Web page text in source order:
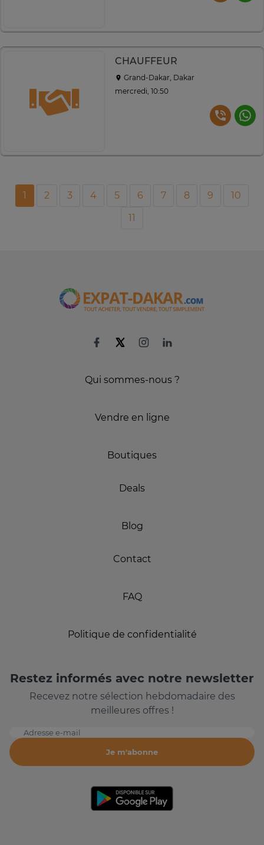
CHAUFFEUR
Grand-Dakar, Dakar
mercredi, 10:50
1 2 3 4 5 6 7 8 9
10
11
Qui sommes-nous ?
Vendre en ligne
Boutiques
Deals
Blog
Contact
FAQ
Politique de confidentialité
Restez informés avec notre newsletter
Recevez notre sélection hebdomadaire des
meilleures offres !
Adresse e-mail
Je m'abonne